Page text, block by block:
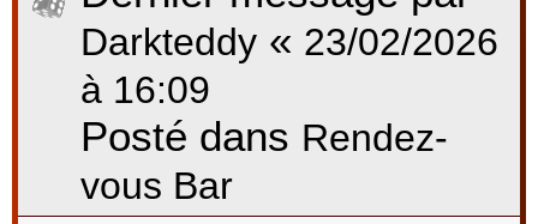
Darkteddy « 23/02/2026
à 16:09
Posté dans Rendez-
vous Bar